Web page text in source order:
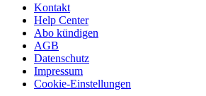
Kontakt
Help Center
Abo kündigen
AGB
Datenschutz
Impressum
Cookie-Einstellungen